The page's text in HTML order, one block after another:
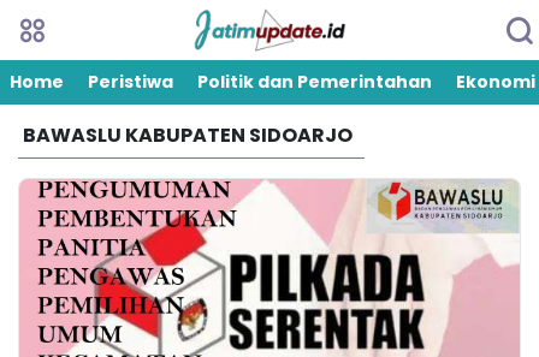
Home Peristiwa Politik dan Pemerintahan Ekonomi
BAWASLU KABUPATEN SIDOARJO